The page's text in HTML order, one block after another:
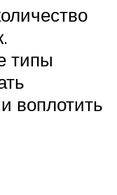
типы
воплотить